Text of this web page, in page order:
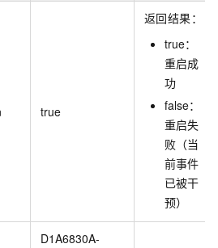
true
返回结果：
true：
重启成
功
false：
重启失
败（当
前事件
已被干
预）
D1A6830A-